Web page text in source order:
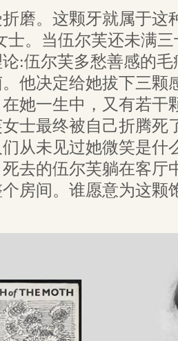
磨。这颗牙就属于这
士。当伍尔芙还未满
:伍尔芙多愁善感的
他决定给她拔下三颗
她一生中，又有若干
士最终被自己折腾死
从未见过她微笑是什
去的伍尔芙躺在客厅
房间。谁愿意为这颗